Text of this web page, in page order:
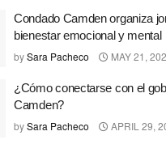
Condado Camden organiza
bienestar emocional y mental
bySara Pacheco MAY 21,
¿Cómo conectarse con el
Camden?
bySara Pacheco APRIL 29,